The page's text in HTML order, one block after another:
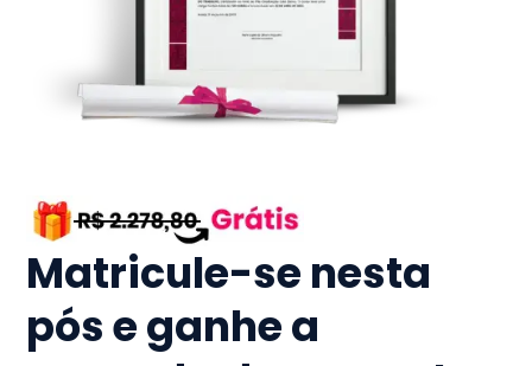
Matricule-se nesta
pós e ganhe a